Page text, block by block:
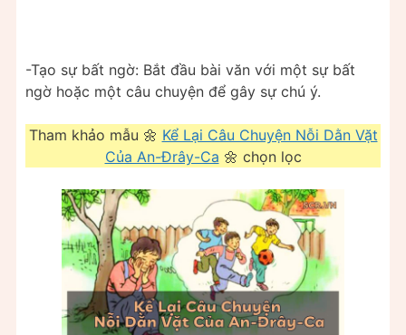
-Tạo sự bất ngờ: Bắt đầu bài văn với một sự bất
ngờ hoặc một câu chuyện để gây sự chú ý.
Tham khảo mẫu 🌼 Kể Lại Câu Chuyện Nỗi Dằn Vặt
Của An-Đrây-Ca 🌼 chọn lọc